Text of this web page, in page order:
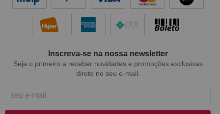
Inscreva-se na nossa newsletter
Seja o primeiro a receber novidades e promoções exclusivas
direto no seu e-mail.